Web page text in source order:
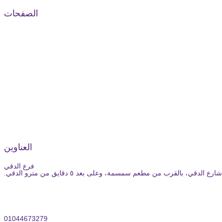
الصفحات
العناوين
فرع الدقي
01044673279